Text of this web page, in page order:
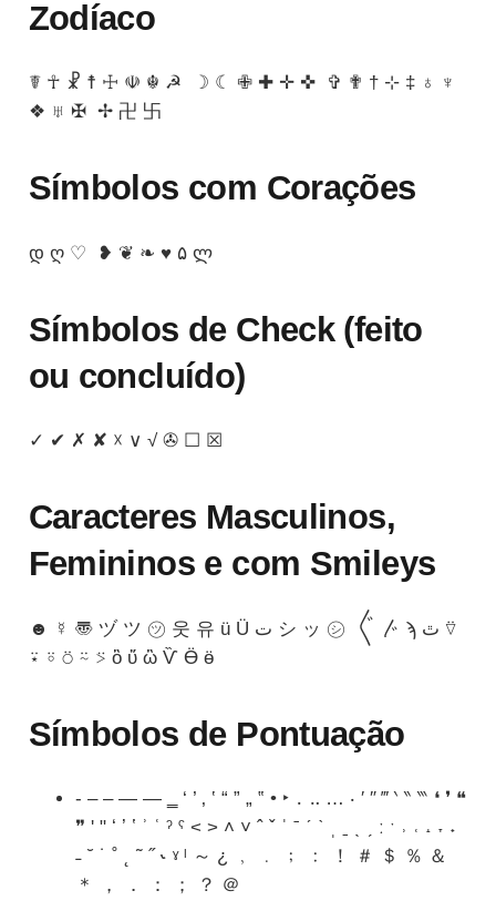
Zodíaco
☤ ☥ ☧ ☨ ☩ ☫ ☬ ☭ ☽ ☾ ✙ ✚ ✛ ✜ ✞ ✟ † ⊹ ‡ ♁ ♆
❖ ♅ ✠ ✢ 卍 卐
Símbolos com Corações
დ ღ ♡ ❥ ❦ ❧ ♥ ۵ ლ
Símbolos de Check (feito
ou concluído)
✓ ✔ ✗ ✘ ☓ ∨ √ ✇ ☐ ☒
Caracteres Masculinos,
Femininos e com Smileys
☻ ☿ 〠 ヅ ツ ㋡ 웃 유 ü Ü ت シ ッ ㋛ 〲 〴 ϡ ﭢ ⍢
⍣ ⍤ ⍥ ⍨ ⍩ ὃ ὕ ὣ Ѷ Ӫ ӫ
Símbolos de Pontuação
‑ ‒ – — ― ‗ ‘ ’ ‚ ‛ “ ” „ ‟ • ‣ ․ ‥ … ‧ ′ ″ ‴ ‵ ‶ ‷ ❛ ❜ ❝
❞ ʹ ʺ ʻ ʼ ʽ ʾ ʿ ˀ ˁ ˂ ˃ ˄ ˅ ˆ ˇ ˈ ˉ ˊ ˋ ˌ ˍ ˎ ˏ ː ˑ ˒ ˓ ˔ ˕ ˖
˗ ˘ ˙ ˚ ˛ ˜ ˝ ˞ ˠ ˡ ～ ¿ ﹐ ﹒ ﹔ ﹕ ！ ＃ ＄ ％ ＆
＊ ， ． ： ； ？ ＠